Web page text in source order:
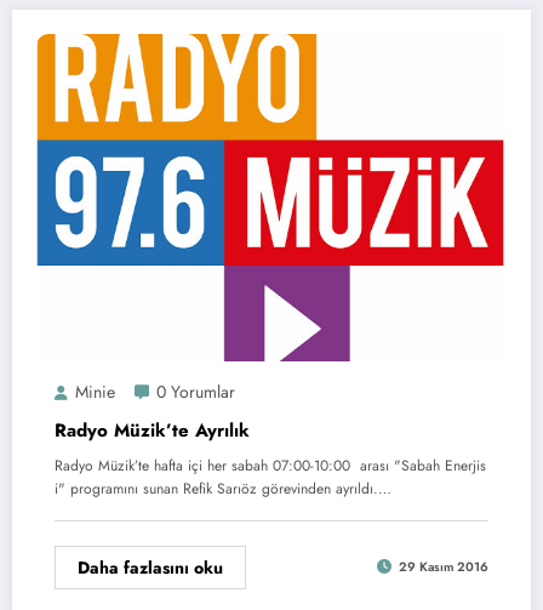
Minie 0 Yorumlar
Radyo Müzik’te Ayrılık
Radyo Müzik’te hafta içi her sabah 07:00-10:00 arası "Sabah Enerjis
i" programını sunan Refik Sarıöz görevinden ayrıldı.…
Daha fazlasını oku 29 Kasım 2016